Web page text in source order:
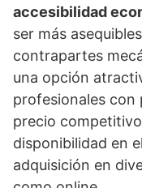
accesibilidad
ser más
contrapartes
una opción
profesionales con
precio
disponibilidad en
adquisición en